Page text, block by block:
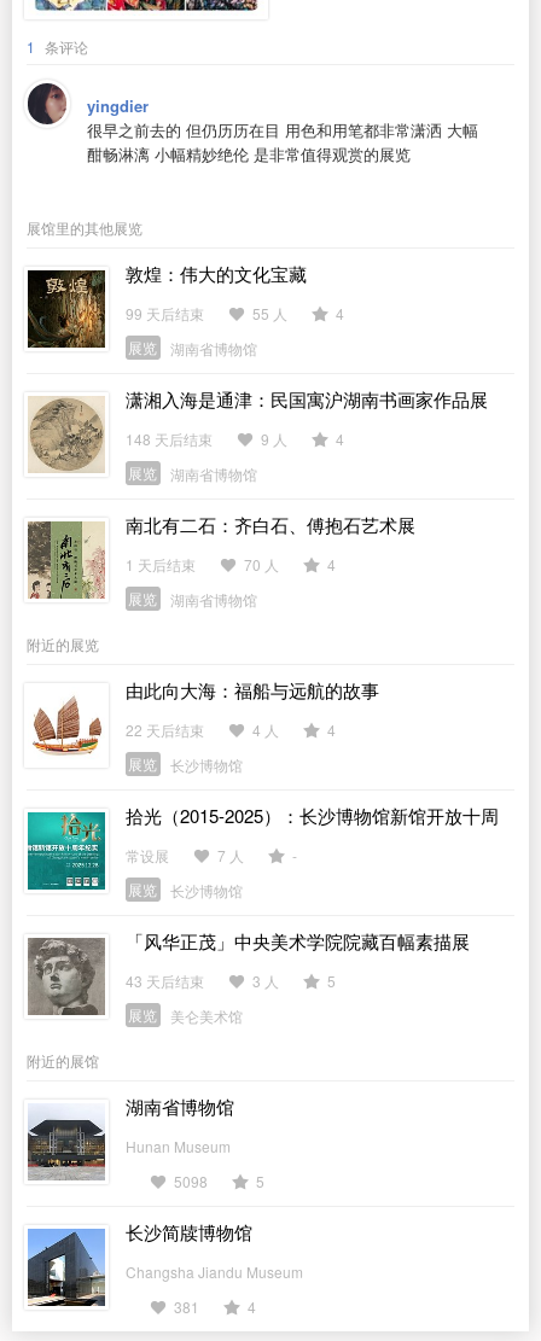
1 条评论
yingdier
很早之前去的 但仍历历在目 用色和用笔都非常潇洒 大幅
酣畅淋漓 小幅精妙绝伦 是非常值得观赏的展览
展馆里的其他展览
敦煌：伟大的文化宝藏
99 天后结束 55 人
4
展览
湖南省博物馆
潇湘入海是通津：民国寓沪湖南书画家作品展
148 天后结束 9 人
4
展览
湖南省博物馆
南北有二石：齐白石、傅抱石艺术展
1 天后结束 70 人
4
展览
湖南省博物馆
附近的展览
由此向大海：福船与远航的故事
22 天后结束 4 人
4
展览
长沙博物馆
拾光（2015-2025）：长沙博物馆新馆开放十周
年纪实
常设展 7 人
-
展览
长沙博物馆
「风华正茂」中央美术学院院藏百幅素描展
43 天后结束 3 人
5
展览
美仑美术馆
附近的展馆
湖南省博物馆
Hunan Museum
5098
5
长沙简牍博物馆
Changsha Jiandu Museum
381
4